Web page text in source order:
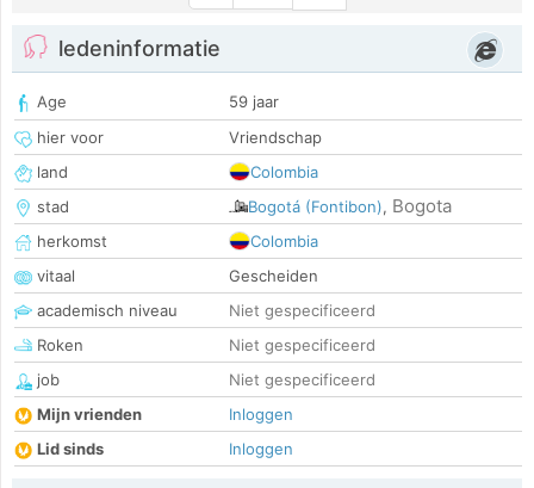
ledeninformatie
Age
59 jaar
hier voor
Vriendschap
land
Colombia
stad
Bogotá (Fontibon), Bogota
herkomst
Colombia
vitaal
Gescheiden
academisch niveau
Niet gespecificeerd
Roken
Niet gespecificeerd
job
Niet gespecificeerd
Mijn vrienden
Inloggen
Lid sinds
Inloggen